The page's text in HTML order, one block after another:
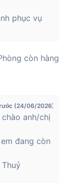
phục vụ
còn hàng
(24/06/2026)
anh/chị
đang còn